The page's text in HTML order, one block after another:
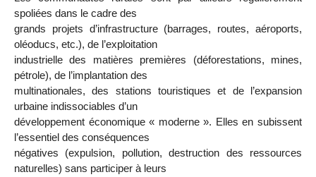
spoliées dans le cadre des
grands projets d’infrastructure (barrages, routes, aéroports,
oléoducs, etc.), de l’exploitation
industrielle des matières premières (déforestations, mines,
pétrole), de l’implantation des
multinationales, des stations touristiques et de l’expansion
urbaine indissociables d’un
développement économique « moderne ». Elles en subissent
l’essentiel des conséquences
négatives (expulsion, pollution, destruction des ressources
naturelles) sans participer à leurs